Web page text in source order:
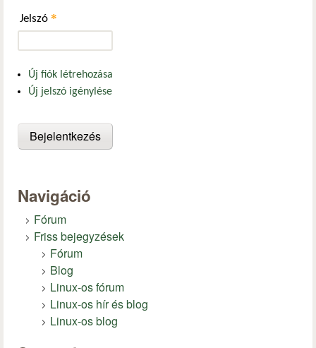
Jelszó *
Új fiók létrehozása
Új jelszó igénylése
Navigáció
Fórum
Friss bejegyzések
Fórum
Blog
Linux-os fórum
Linux-os hír és blog
Linux-os blog